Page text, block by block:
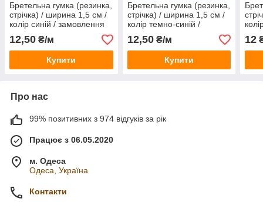
Бретельна гумка (резинка,
стрічка) / ширина 1,5 см /
колір синій / замовлення
від 1 метра
12,50 ₴/м
Купити
Бретельна гумка (резинка,
стрічка) / ширина 1,5 см /
колір темно-синій /
замовлення від 1 метра
12,50₴/м
Купити
12
Про нас
99% позитивних з 974 відгуків за рік
Працює з 06.05.2020
м. Одеса
Одеса, Україна
Контакти